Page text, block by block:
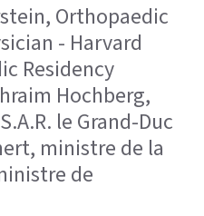
Orthopaedic
- Harvard
Residency
Hochberg,
le Grand-Duc
ministre de la
de